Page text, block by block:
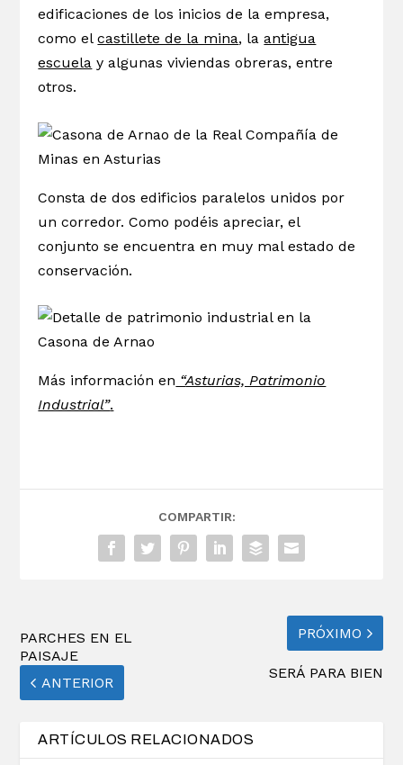
edificaciones de los inicios de la empresa,
como elcastillete de la mina, laantigua
escuela y algunas viviendas obreras, entre
otros.
Consta de dos edificios paralelos unidos por
un corredor. Como podéis apreciar, el
conjunto se encuentra en muy mal estado de
conservación.
Más información en “Asturias, Patrimonio
Industrial”.
COMPARTIR:
PARCHES EN EL
PAISAJE
ANTERIOR
PRÓXIMO
SERÁ PARA BIEN
ARTÍCULOS RELACIONADOS